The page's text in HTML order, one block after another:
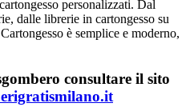
personalizzati. Dal
dalle librerie in cartongesso su
è semplice e moderno,
consultare il sito